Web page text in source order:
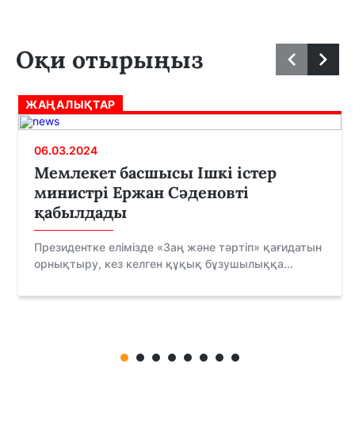
Оқи отырыңыз
ЖАҢАЛЫҚТАР
06.03.2024
Мемлекет басшысы Ішкі істер
министрі Ержан Сәденовті
қабылдады
Президентке елімізде «Заң және тәртіп» қағидатын
орнықтыру, кез келген құқық бұзушылыққа...